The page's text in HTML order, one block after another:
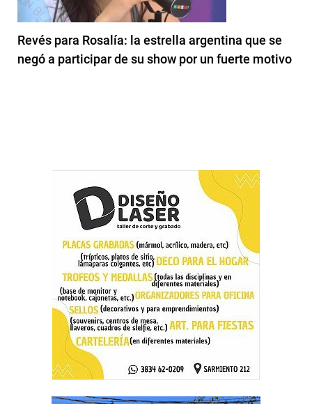
Revés para Rosalía: la estrella argentina que se
negó a participar de su show por un fuerte motivo